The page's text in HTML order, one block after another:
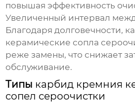
повышая эффективность
Увеличенный интервал
Благодаря долговечности,
керамические сопла
реже замены, что снижает
обслуживание.
Типы карбид кремния
сопел сероочистки